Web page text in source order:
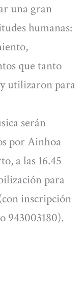
una gran
humanas:
que tanto
utilizaron para
serán
por Ainhoa
a las 16.45
para
inscripción
943003180).